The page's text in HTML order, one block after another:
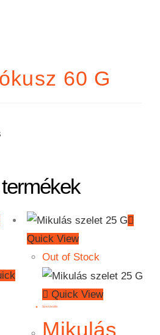
Quick View
Out of Stock
Quick View
Szezonális
Mikulás
60 G